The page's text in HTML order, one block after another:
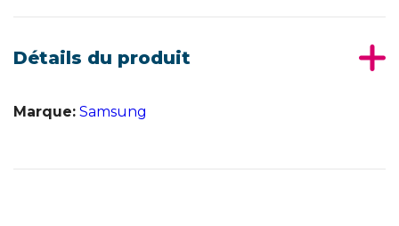
Détails du produit
Marque: Samsung